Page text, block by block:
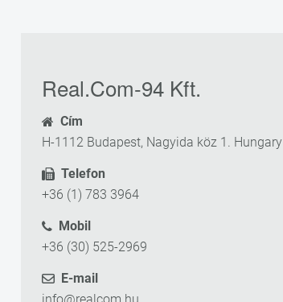
Real.Com-94 Kft.
Cím
H-1112 Budapest, Nagyida köz 1. Hungary
Telefon
+36 (1) 783 3964
Mobil
+36 (30) 525-2969
E-mail